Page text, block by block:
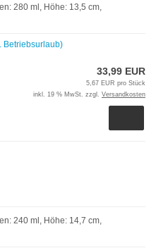
280 ml, Höhe: 13,5 cm,
Betriebsurlaub)
33,99 EUR
5,67 EUR pro Stück
inkl. 19 % MwSt. zzgl. Versandkosten
240 ml, Höhe: 14,7 cm,